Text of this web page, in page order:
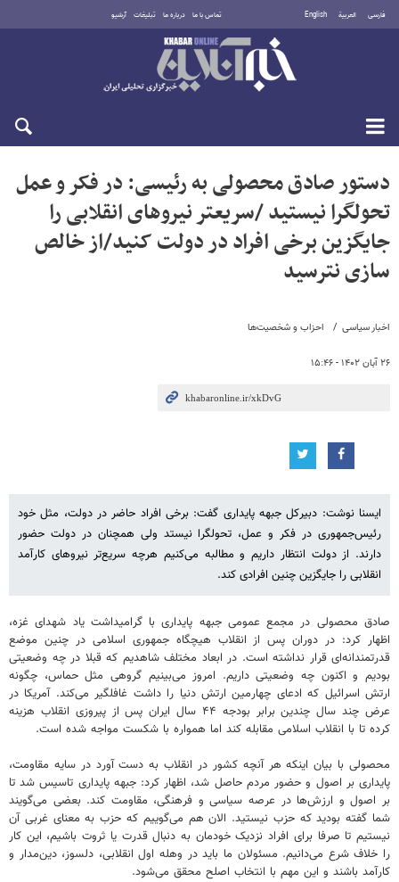
فارسی العربية English تماس با ما درباره ما تبلیغات آرشیو
جمعه ۱۶ مرداد ۱۴۰۵
اخبار سیاسی احزاب و شخصیت‌ها
۲۶ آبان ۱۴۰۲ - ۱۵:۴۶
دستور صادق محصولی به رئیسی: در فکر و عمل
تحولگرا نیستید /سریعتر نیروهای انقلابی را
جایگزین برخی افراد در دولت کنید/از خالص
سازی نترسید
ایسنا نوشت: دبیرکل جبهه پایداری گفت: برخی افراد حاضر در دولت، مثل خود
رئیس‌جمهوری در فکر و عمل، تحولگرا نیستد ولی همچنان در دولت حضور
دارند. از دولت انتظار داریم و مطالبه می‌کنیم هرچه سریع‌تر نیروهای کارآمد
انقلابی را جایگزین چنین افرادی کند.
صادق محصولی در مجمع عمومی جبهه پایداری با گرامیداشت یاد شهدای غزه،
اظهار کرد: در دوران پس از انقلاب هیچگاه جمهوری اسلامی در چنین موضع
قدرتمندانه‌ای قرار نداشته است. در ابعاد مختلف شاهدیم که قبلا در چه وضعیتی
بودیم و اکنون چه وضعیتی داریم. امروز می‌بینیم گروهی مثل حماس،‌ چگونه
ارتش اسرائیل که ادعای چهارمین ارتش دنیا را داشت غافلگیر می‌کند. آمریکا در
عرض چند سال چندین برابر بودجه ۴۴ سال ایران پس از پیروزی انقلاب هزینه
کرده تا با انقلاب اسلامی مقابله کند اما همواره با شکست مواجه شده است.
محصولی با بیان اینکه هر آنچه کشور در انقلاب به دست آورد در سایه مقاومت،
پایداری بر اصول و حضور مردم حاصل شد، اظهار کرد: جبهه پایداری تاسیس شد تا
بر اصول و ارزش‌ها در عرصه سیاسی و فرهنگی، مقاومت کند. بعضی می‌گویند
شما گفته بودید که حزب نیستید. الان هم می‌گوییم که حزب به معنای غربی آن
نیستیم تا صرفا برای افراد نزدیک خودمان به دنبال قدرت یا ثروت باشیم، این کار
را خلاف شرع می‌دانیم. مسئولان ما باید در وهله اول انقلابی، دلسوز، دین‌مدار و
کارآمد باشند و این مهم با انتخاب اصلح محقق می‌شود.